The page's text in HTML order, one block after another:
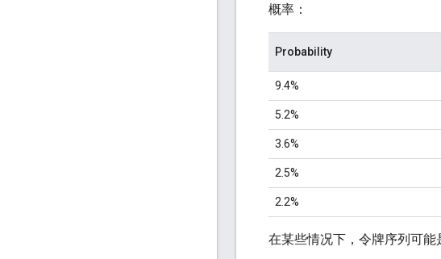
概率：
Probability
9.4%
5.2%
3.6%
2.5%
2.2%
在某些情况下，令牌序列可能